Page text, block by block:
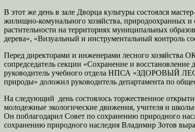
В этот же день в зале Дворца культуры состоялся
жилищно-комунального хозяйства, природоохранных
растительности на территориях муниципальных
дерева», «Визуальный и инструментальный контроль
Перед директорами и инженерами лесного хозяйства
сопредседатель секции «Сохранение и
руководитель учебного отдела НПСА «ЗДОРОВЫЙ
природы» доложил руководитель департамента по
На следующий день состоялось торжественное
молодежные экологические движения, учителя и
Он поблагодарил Совет по сохранению природного
сохранению природного наследия Владимир Зотов